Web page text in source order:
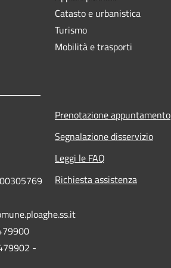
Catasto e urbanistica
Turismo
Mobilità e trasporti
-
Prenotazione appuntamento
Segnalazione disservizio
Leggi le FAQ
Richiesta assistenza